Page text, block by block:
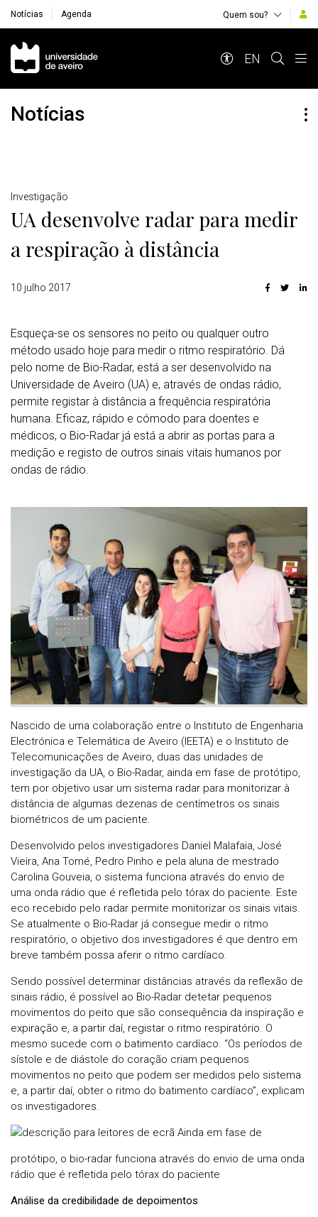
Notícias Agenda Quem sou?
Navegação Principal
EN
Notícias
Detalhes
Investigação
UA desenvolve radar para medir
a respiração à distância
10 julho 2017
Esqueça-se os sensores no peito ou qualquer outro
método usado hoje para medir o ritmo respiratório. Dá
pelo nome de Bio-Radar, está a ser desenvolvido na
Universidade de Aveiro (UA) e, através de ondas rádio,
permite registar à distância a frequência respiratória
humana. Eficaz, rápido e cómodo para doentes e
médicos, o Bio-Radar já está a abrir as portas para a
medição e registo de outros sinais vitais humanos por
ondas de rádio.
Nascido de uma colaboração entre o Instituto de Engenharia
Electrónica e Telemática de Aveiro (IEETA) e o Instituto de
Telecomunicações de Aveiro, duas das unidades de
investigação da UA, o Bio-Radar, ainda em fase de protótipo,
tem por objetivo usar um sistema radar para monitorizar à
distância de algumas dezenas de centímetros os sinais
biométricos de um paciente.
Desenvolvido pelos investigadores Daniel Malafaia, José
Vieira, Ana Tomé, Pedro Pinho e pela aluna de mestrado
Carolina Gouveia, o sistema funciona através do envio de
uma onda rádio que é refletida pelo tórax do paciente. Este
eco recebido pelo radar permite monitorizar os sinais vitais.
Se atualmente o Bio-Radar já consegue medir o ritmo
respiratório, o objetivo dos investigadores é que dentro em
breve também possa aferir o ritmo cardíaco.
Sendo possível determinar distâncias através da reflexão de
sinais rádio, é possível ao Bio-Radar detetar pequenos
movimentos do peito que são consequência da inspiração e
expiração e, a partir daí, registar o ritmo respiratório. O
mesmo sucede com o batimento cardíaco. “Os períodos de
sístole e de diástole do coração criam pequenos
movimentos no peito que podem ser medidos pelo sistema
e, a partir daí, obter o ritmo do batimento cardíaco”, explicam
os investigadores.
Ainda em fase de
protótipo, o bio-radar funciona através do envio de uma onda
rádio que é refletida pelo tórax do paciente
Análise da credibilidade de depoimentos